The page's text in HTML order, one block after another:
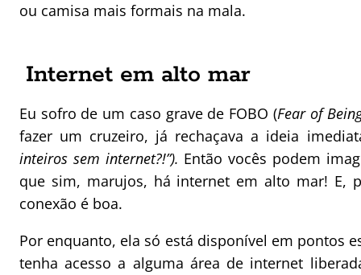
ou camisa mais formais na mala.
Internet em alto mar
Eu sofro de um caso grave de FOBO (Fear of
fazer um cruzeiro, já rechaçava a ideia
inteiros sem internet?!”). Então vocês podem
que sim, marujos, há internet em alto mar! E,
conexão é boa.
Por enquanto, ela só está disponível em pontos
tenha acesso a alguma área de internet